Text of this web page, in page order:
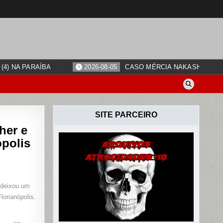
NA PARAÍBA 2026-08-05 CASO MÉRCIA NAKASHIMA:
e
um
SITE PARCEIRO